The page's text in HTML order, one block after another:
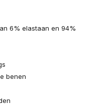
6% elastaan en 94%
benen